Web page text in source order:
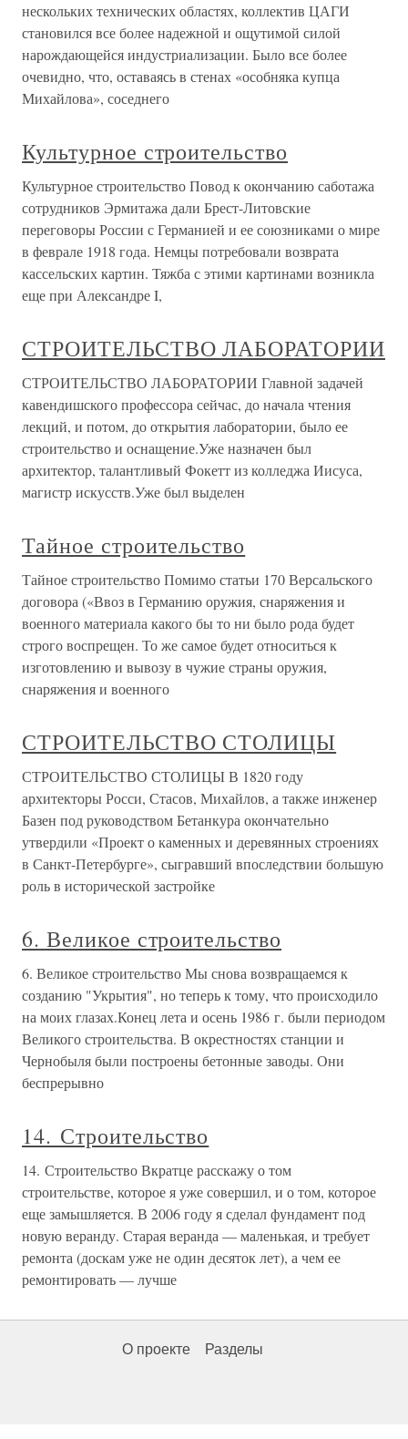
нескольких технических областях, коллектив ЦАГИ
становился все более надежной и ощутимой силой
нарождающейся индустриализации. Было все более
очевидно, что, оставаясь в стенах «особняка купца
Михайлова», соседнего
Культурное строительство
Культурное строительство Повод к окончанию саботажа
сотрудников Эрмитажа дали Брест-Литовские
переговоры России с Германией и ее союзниками о мире
в феврале 1918 года. Немцы потребовали возврата
кассельских картин. Тяжба с этими картинами возникла
еще при Александре I,
СТРОИТЕЛЬСТВО ЛАБОРАТОРИИ
СТРОИТЕЛЬСТВО ЛАБОРАТОРИИ Главной задачей
кавендишского профессора сейчас, до начала чтения
лекций, и потом, до открытия лаборатории, было ее
строительство и оснащение.Уже назначен был
архитектор, талантливый Фокетт из колледжа Иисуса,
магистр искусств.Уже был выделен
Тайное строительство
Тайное строительство Помимо статьи 170 Версальского
договора («Ввоз в Германию оружия, снаряжения и
военного материала какого бы то ни было рода будет
строго воспрещен. То же самое будет относиться к
изготовлению и вывозу в чужие страны оружия,
снаряжения и военного
СТРОИТЕЛЬСТВО СТОЛИЦЫ
СТРОИТЕЛЬСТВО СТОЛИЦЫ В 1820 году
архитекторы Росси, Стасов, Михайлов, а также инженер
Базен под руководством Бетанкура окончательно
утвердили «Проект о каменных и деревянных строениях
в Санкт-Петербурге», сыгравший впоследствии большую
роль в исторической застройке
6. Великое строительство
6. Великое строительство Мы снова возвращаемся к
созданию "Укрытия", но теперь к тому, что происходило
на моих глазах.Конец лета и осень 1986 г. были периодом
Великого строительства. В окрестностях станции и
Чернобыля были построены бетонные заводы. Они
беспрерывно
14. Строительство
14. Строительство Вкратце расскажу о том
строительстве, которое я уже совершил, и о том, которое
еще замышляется. В 2006 году я сделал фундамент под
новую веранду. Старая веранда — маленькая, и требует
ремонта (доскам уже не один десяток лет), а чем ее
ремонтировать — лучше
О проекте Разделы